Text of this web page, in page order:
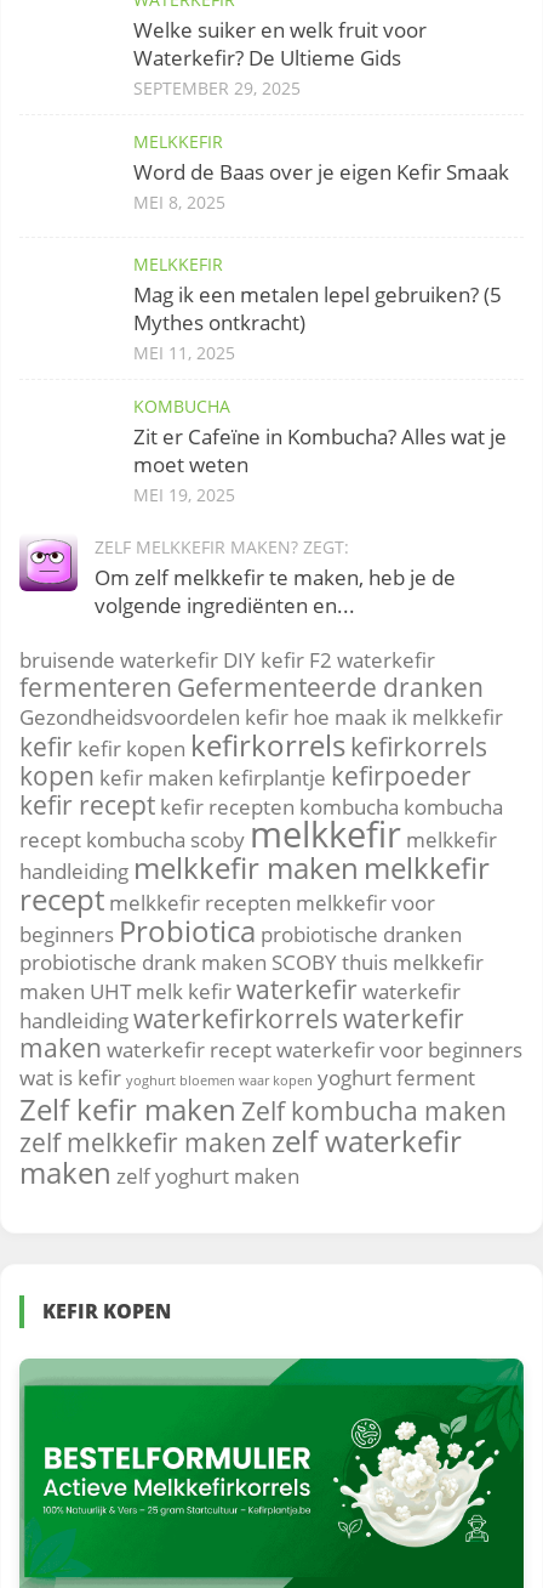
Welke suiker en welk fruit voor
Waterkefir? De Ultieme Gids
SEPTEMBER 29, 2025
MELKKEFIR
Word de Baas over je eigen Kefir Smaak
MEI 8, 2025
MELKKEFIR
Mag ik een metalen lepel gebruiken? (5
Mythes ontkracht)
MEI 11, 2025
KOMBUCHA
Zit er Cafeïne in Kombucha? Alles wat je
moet weten
MEI 19, 2025
ZELF MELKKEFIR MAKEN? ZEGT:
Om zelf melkkefir te maken, heb je de
volgende ingrediënten en...
bruisende waterkefir DIY kefir F2 waterkefir
fermenteren Gefermenteerde dranken
Gezondheidsvoordelen kefir hoe maak ik melkkefir
kefir kefir kopen kefirkorrelskefirkorrels
kopen kefir maken kefirplantje kefirpoeder
kefir recept kefir recepten kombucha kombucha
recept kombucha scoby melkkefir melkkefir
handleiding melkkefir maken melkkefir
recept melkkefir recepten melkkefir voor
beginners Probiotica probiotische dranken
probiotische drank maken SCOBYthuis melkkefir
maken UHT melk kefirwaterkefirwaterkefir
handleidingwaterkefirkorrelswaterkefir
maken waterkefir receptwaterkefir voor beginners
wat is kefir yoghurt bloemen waar kopen yoghurt ferment
Zelf kefir maken Zelf kombucha maken
zelf melkkefir maken zelf waterkefir
maken zelf yoghurt maken
KEFIR KOPEN